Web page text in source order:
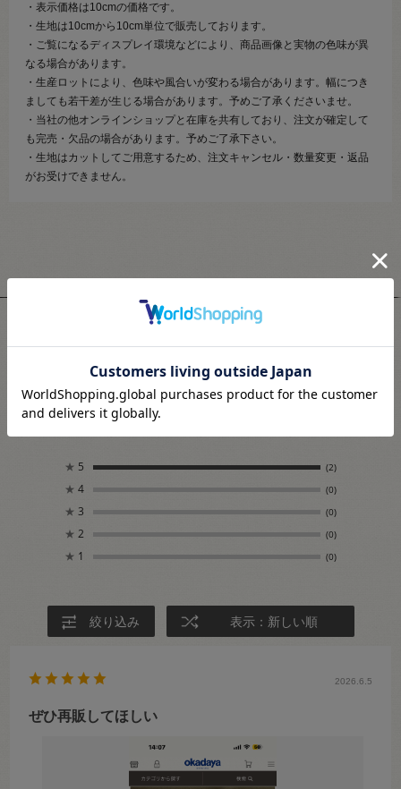
・表示価格は10cmの価格です。
・生地は10cmから10cm単位で販売しております。
・ご覧になるディスプレイ環境などにより、商品画像と実物の色味が異
なる場合があります。
・生産ロットにより、色味や風合いが変わる場合があります。幅につき
ましても若干差が生じる場合があります。予めご了承くださいませ。
・当社の他オンラインショップと在庫を共有しており、注文が確定して
も完売・欠品の場合があります。予めご了承下さい。
・生地はカットしてご用意するため、注文キャンセル・数量変更・返品
がお受けできません。
ユーザーレビュー
5.0
★ 5 (2)
★ 4 (0)
★ 3 (0)
★ 2 (0)
★ 1 (0)
絞り込み 表示：新しい順
2026.6.5
ぜひ再販してほしい